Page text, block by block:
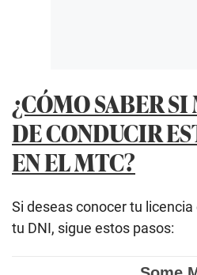
¿CÓMO SABER
DE CONDUCIR
EN EL MTC?
Si deseas conocer tu
tu DNI, sigue estos pasos: